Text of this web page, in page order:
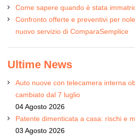
Come sapere quando è stata
Confronto offerte e preventivi per
nuovo servizio di ComparaSemplice
Ultime News
Auto nuove con telecamera interna
cambiato dal 7 luglio
04 Agosto 2026
Patente dimenticata a casa: rischi e
03 Agosto 2026